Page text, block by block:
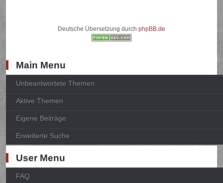
Deutsche Übersetzung durch phpBB.de
Main Menu
Unbeantwortete Themen
Aktive Themen
Eigene Beiträge
Erweiterte Suche
User Menu
FAQ